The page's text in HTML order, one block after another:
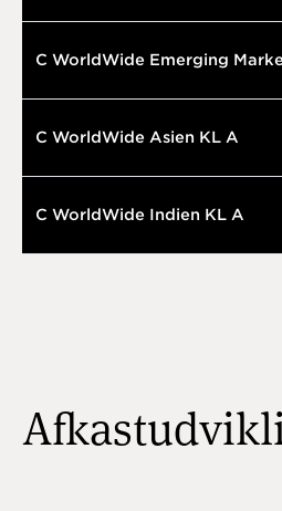
C WorldWide Emerging
C WorldWide Asien KL A
C WorldWide Indien KL A